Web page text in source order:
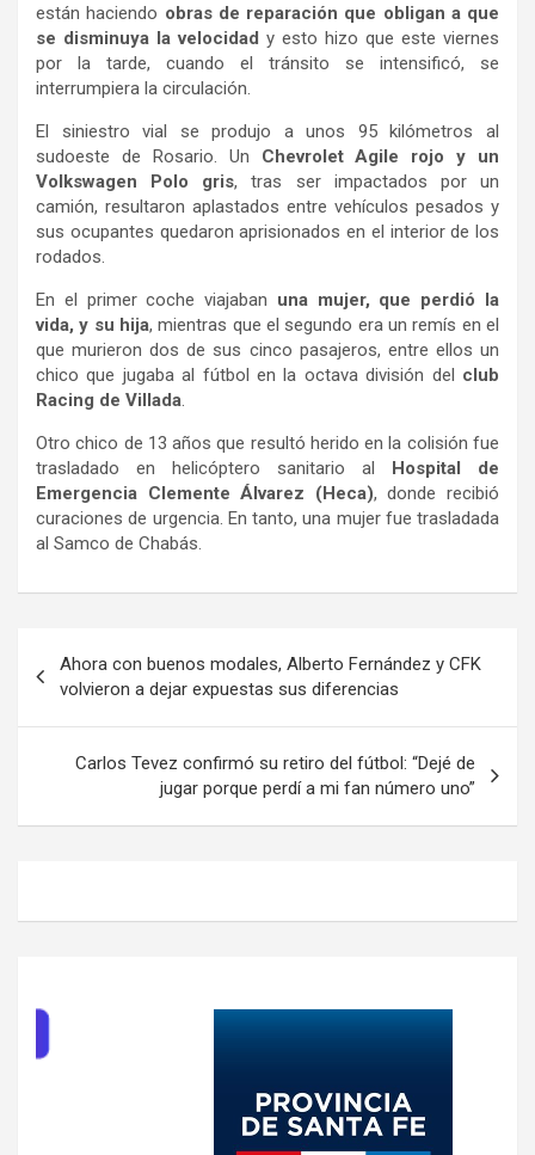
están haciendo obras de reparación que obligan a que
se disminuya la velocidad y esto hizo que este viernes
por la tarde, cuando el tránsito se intensificó, se
interrumpiera la circulación.
El siniestro vial se produjo a unos 95 kilómetros al
sudoeste de Rosario. Un Chevrolet Agile rojo y un
Volkswagen Polo gris, tras ser impactados por un
camión, resultaron aplastados entre vehículos pesados y
sus ocupantes quedaron aprisionados en el interior de los
rodados.
En el primer coche viajaban una mujer, que perdió la
vida, y su hija, mientras que el segundo era un remís en el
que murieron dos de sus cinco pasajeros, entre ellos un
chico que jugaba al fútbol en la octava división del club
Racing de Villada.
Otro chico de 13 años que resultó herido en la colisión fue
trasladado en helicóptero sanitario al Hospital de
Emergencia Clemente Álvarez (Heca), donde recibió
curaciones de urgencia. En tanto, una mujer fue trasladada
al Samco de Chabás.
de
entradas
Ahora con buenos modales, Alberto Fernández y CFK
volvieron a dejar expuestas sus diferencias
Carlos Tevez confirmó su retiro del fútbol: “Dejé de
jugar porque perdí a mi fan número uno”